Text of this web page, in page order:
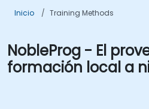
Inicio Training Methods
NobleProg - El
formación local a